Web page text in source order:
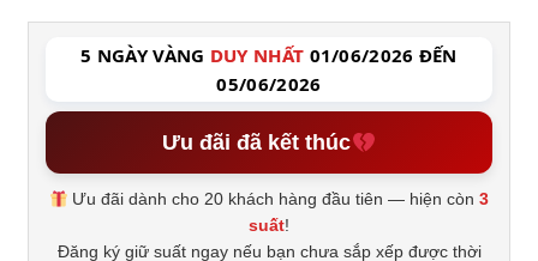
5 NGÀY VÀNG DUY NHẤT 01/06/2026 ĐẾN
05/06/2026
Ưu đãi đã kết thúc
Ưu đãi dành cho 20 khách hàng đầu tiên — hiện còn3
suất!
Đăng ký giữ suất ngay nếu bạn chưa sắp xếp được thời